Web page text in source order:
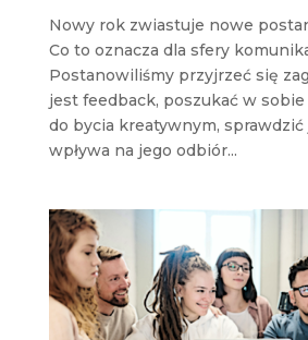
Nowy rok zwiastuje nowe
Co to oznacza dla sfery
Postanowiliśmy przyjrzeć się
jest feedback, poszukać w
do bycia kreatywnym,
wpływa na jego odbiór...